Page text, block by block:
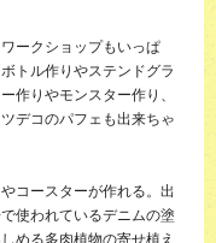
ークショップもいっぱ
トル作りやステンドグラ
作りやモンスター作り、
デコのパフェも出来ちゃ
コースターが作れる。出
使われているデニムの塗
める多肉植物の寄せ植え